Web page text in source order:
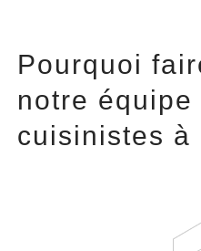
Pourquoi
notre équipe
cuisinistes à